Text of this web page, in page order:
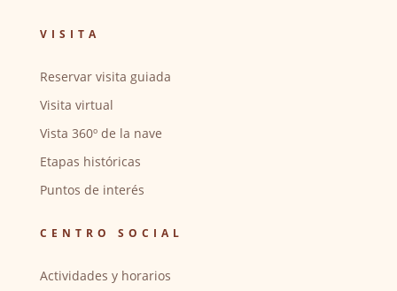
VISITA
Reservar visita guiada
Visita virtual
Vista 360º de la nave
Etapas históricas
Puntos de interés
CENTRO SOCIAL
Actividades y horarios